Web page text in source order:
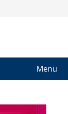
Menu